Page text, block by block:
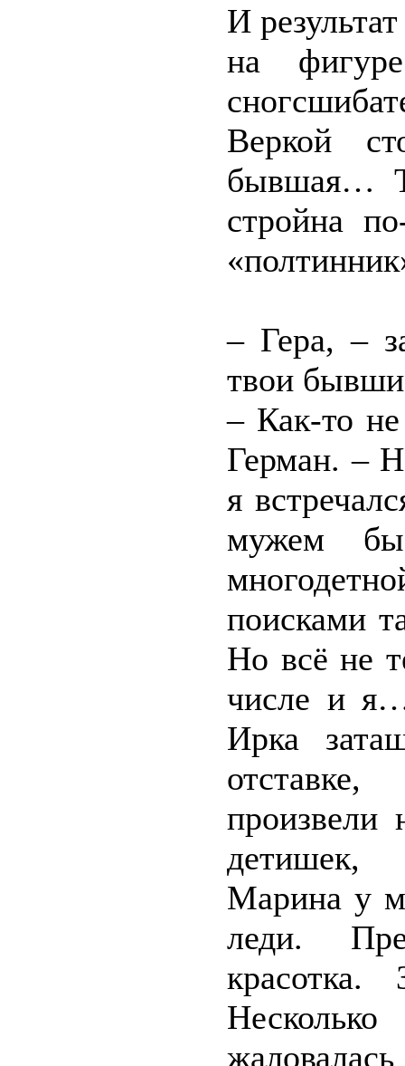
И
на
Веркой
бывшая…
стройна
– Гера, –
твои
– Как-то
Герман. –
я
мужем
поисками
Но всё не
числе и
Ирка
произвели
детишек,
Марина у
леди.